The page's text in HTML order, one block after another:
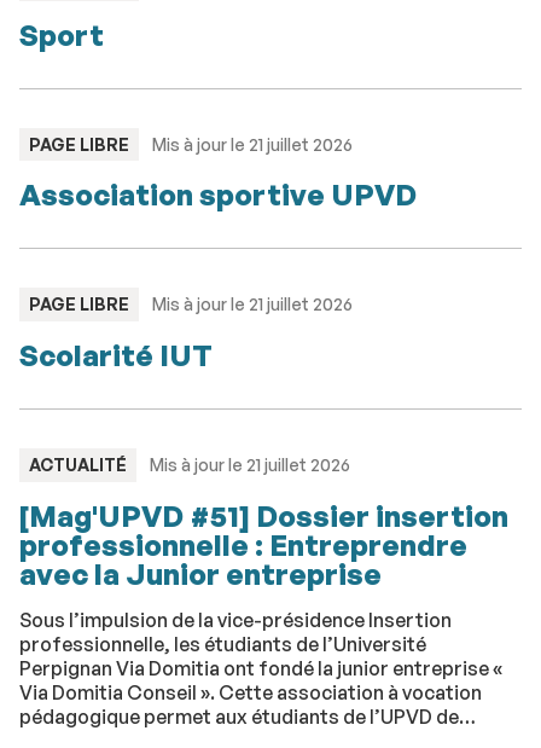
Sport
TYPE
PAGE LIBRE Mis à jour le 21 juillet 2026
Association sportive UPVD
TYPE
PAGE LIBRE Mis à jour le 21 juillet 2026
Scolarité IUT
TYPE
ACTUALITÉ Mis à jour le 21 juillet 2026
[Mag'UPVD #51] Dossier insertion
professionnelle : Entreprendre
avec la Junior entreprise
Sous l’impulsion de la vice-présidence Insertion
professionnelle, les étudiants de l’Université
Perpignan Via Domitia ont fondé la junior entreprise «
Via Domitia Conseil ». Cette association à vocation
pédagogique permet aux étudiants de l’UPVD de